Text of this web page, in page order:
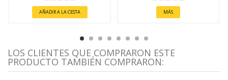
AÑADIR A LA CESTA MÁS
LOS CLIENTES QUE COMPRARON ESTE
PRODUCTO TAMBIÉN COMPRARON: